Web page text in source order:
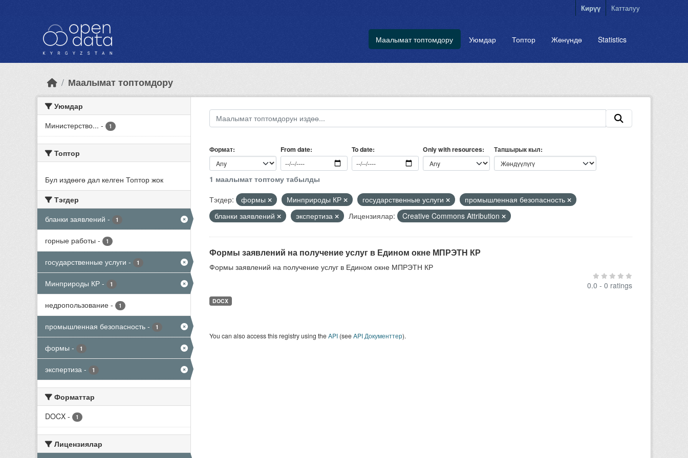
Кирүү Катталуу
Маалымат топтомдору Уюмдар Топтор Жөнүндө Statistics
Маалымат топтомдору
Уюмдар
Министерство... - 1
Топтор
Бул издөөгө дал келген Топтор жок
Тэгдер
бланки заявлений - 1
горные работы - 1
государственные услуги - 1
Минприроды КР - 1
недропользование - 1
промышленная безопасность - 1
формы - 1
экспертиза - 1
Форматтар
DOCX - 1
Лицензиялар
Формат From date To date Only with resources Тапшырык кыл
1 маалымат топтому табылды
Тэгдер:
формы Минприроды КР государственные услуги
промышленная безопасность
бланки заявлений
экспертиза Лицензиялар: Creative Commons Attribution
Формы заявлений на получение услуг в Едином окне МПРЭТН КР
Формы заявлений на получение услуг в Едином окне МПРЭТН КР
0.0 - 0 ratings
DOCX
You can also access this registry using theAPI(seeAPI Документтер).